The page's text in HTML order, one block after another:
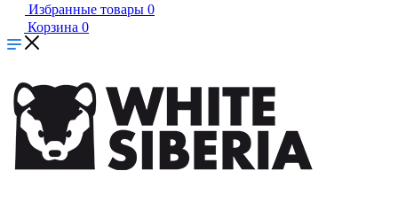
Избранные товары 0
Корзина 0